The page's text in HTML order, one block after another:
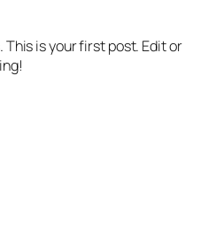
is your first post. Edit or